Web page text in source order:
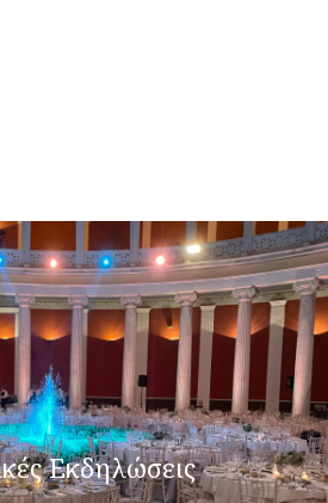
Εκδηλώσεις